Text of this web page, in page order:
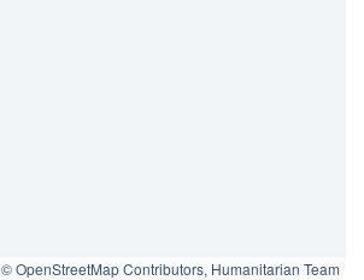
© OpenStreetMap Contributors, Humanitarian Team